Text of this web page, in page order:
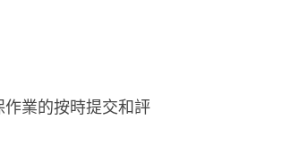
業的按時提交和評